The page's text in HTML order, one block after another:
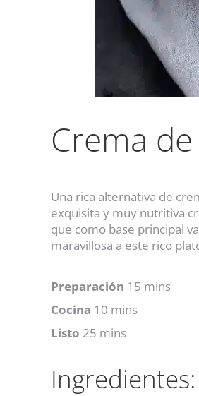
Crema
Una rica alternativa de
exquisita y muy nutritiva
que como base principal
maravillosa a este rico
Preparación 15 mins
Cocina 10 mins
Listo 25 mins
Ingredientes: